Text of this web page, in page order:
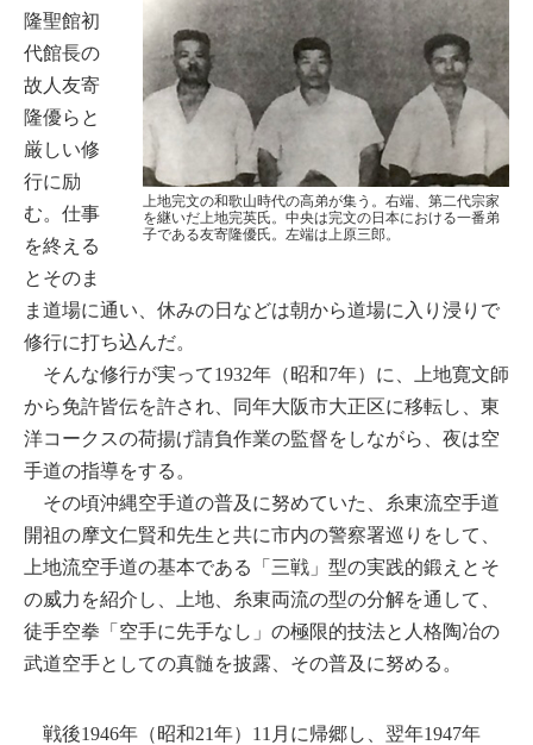
上地完文の和歌山時代の高弟が集う。右端、第二代宗家
を継いだ上地完英氏。中央は完文の日本における一番弟
子である友寄隆優氏。左端は上原三郎。
隆聖館初
代館長の
故人友寄
隆優らと
厳しい修
行に励
む。仕事
を終える
とそのま
ま道場に通い、休みの日などは朝から道場に入り浸りで
修行に打ち込んだ。
そんな修行が実って1932年（昭和7年）に、上地寛文師
から免許皆伝を許され、同年大阪市大正区に移転し、東
洋コークスの荷揚げ請負作業の監督をしながら、夜は空
手道の指導をする。
その頃沖縄空手道の普及に努めていた、糸東流空手道
開祖の摩文仁賢和先生と共に市内の警察署巡りをして、
上地流空手道の基本である「三戦」型の実践的鍛えとそ
の威力を紹介し、上地、糸東両流の型の分解を通して、
徒手空拳「空手に先手なし」の極限的技法と人格陶冶の
武道空手としての真髄を披露、その普及に努める。
戦後1946年（昭和21年）11月に帰郷し、翌年1947年